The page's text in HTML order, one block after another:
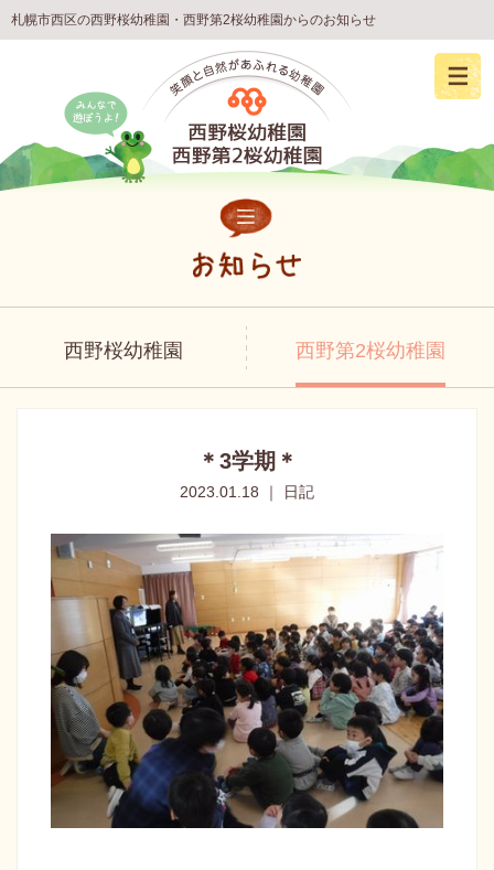
札幌市西区の西野桜幼稚園・西野第2桜幼稚園からのお知らせ
西野桜幼稚園 西野第2桜幼稚園
＊3学期＊
2023.01.18 ｜ 日記